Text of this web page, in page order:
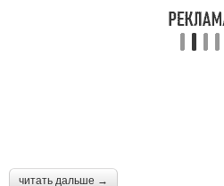
читать дальше →